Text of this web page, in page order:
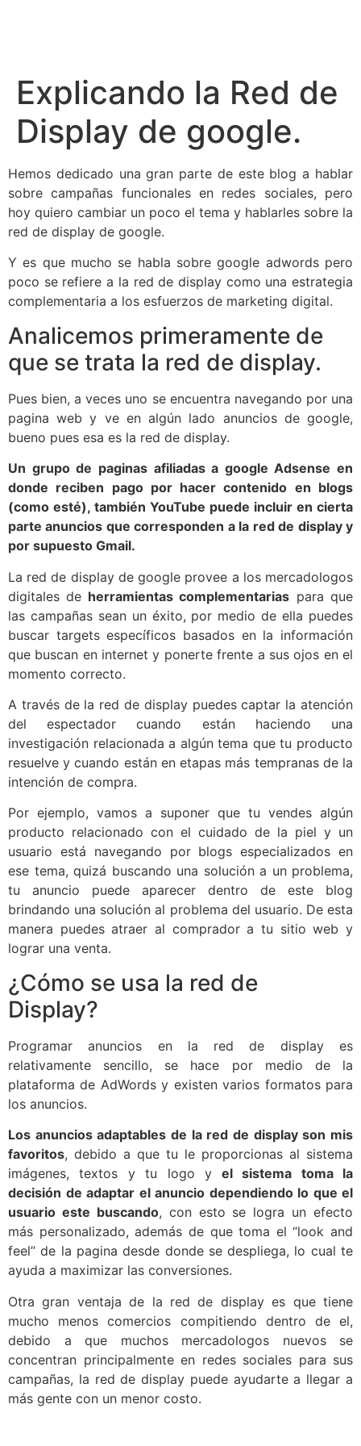
Explicando la Red de
Display de google.
Hemos dedicado una gran parte de este blog a hablar
sobre campañas funcionales en redes sociales, pero
hoy quiero cambiar un poco el tema y hablarles sobre la
red de display de google.
Y es que mucho se habla sobre google adwords pero
poco se refiere a la red de display como una estrategia
complementaria a los esfuerzos de marketing digital.
Analicemos primeramente de
que se trata la red de display.
Pues bien, a veces uno se encuentra navegando por una
pagina web y ve en algún lado anuncios de google,
bueno pues esa es la red de display.
Un grupo de paginas afiliadas a google Adsense en
donde reciben pago por hacer contenido en blogs
(como esté), también YouTube puede incluir en cierta
parte anuncios que corresponden a la red de display y
por supuesto Gmail.
La red de display de google provee a los mercadologos
digitales de herramientas complementarias para que
las campañas sean un éxito, por medio de ella puedes
buscar targets específicos basados en la información
que buscan en internet y ponerte frente a sus ojos en el
momento correcto.
A través de la red de display puedes captar la atención
del espectador cuando están haciendo una
investigación relacionada a algún tema que tu producto
resuelve y cuando están en etapas más tempranas de la
intención de compra.
Por ejemplo, vamos a suponer que tu vendes algún
producto relacionado con el cuidado de la piel y un
usuario está navegando por blogs especializados en
ese tema, quizá buscando una solución a un problema,
tu anuncio puede aparecer dentro de este blog
brindando una solución al problema del usuario. De esta
manera puedes atraer al comprador a tu sitio web y
lograr una venta.
¿Cómo se usa la red de
Display?
Programar anuncios en la red de display es
relativamente sencillo, se hace por medio de la
plataforma de AdWords y existen varios formatos para
los anuncios.
Los anuncios adaptables de la red de display son mis
favoritos, debido a que tu le proporcionas al sistema
imágenes, textos y tu logo y el sistema toma la
decisión de adaptar el anuncio dependiendo lo que el
usuario este buscando, con esto se logra un efecto
más personalizado, además de que toma el “look and
feel” de la pagina desde donde se despliega, lo cual te
ayuda a maximizar las conversiones.
Otra gran ventaja de la red de display es que tiene
mucho menos comercios compitiendo dentro de el,
debido a que muchos mercadologos nuevos se
concentran principalmente en redes sociales para sus
campañas, la red de display puede ayudarte a llegar a
más gente con un menor costo.